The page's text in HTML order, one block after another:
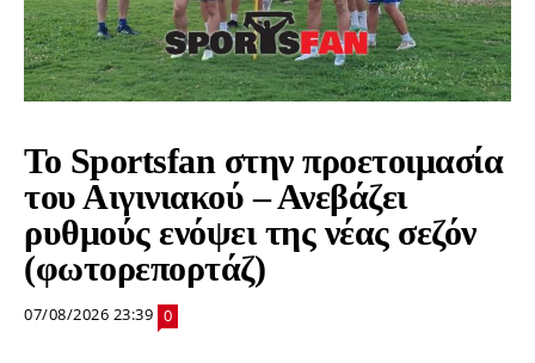
Το Sportsfan στην προετοιμασία
του Αιγινιακού – Ανεβάζει
ρυθμούς ενόψει της νέας σεζόν
(φωτορεπορτάζ)
07/08/2026 23:39 0